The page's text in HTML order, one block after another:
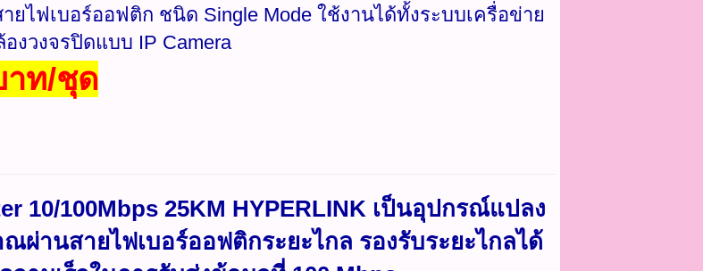
ายไฟเบอร์ออฟติก ชนิด Single Mode ใช้งานได้ทั้งระบบเครื่อข่าย
งวงจรปิดแบบ IP Camera
าท/ชุด
10/100Mbps 25KM HYPERLINK เป็นอุปกรณ์แปลง
ผ่านสายไฟเบอร์ออฟติกระยะไกล รองรับระยะไกลได้